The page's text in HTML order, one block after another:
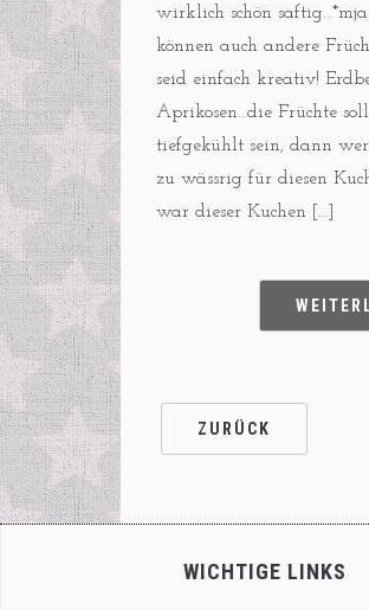
wirklich schön
können auch andere
seid einfach kreativ!
Aprikosen…die Früchte
tiefgekühlt sein, dann
zu wässrig für diesen
war dieser Kuchen […]
ZURÜCK
WICHTIGE LINKS